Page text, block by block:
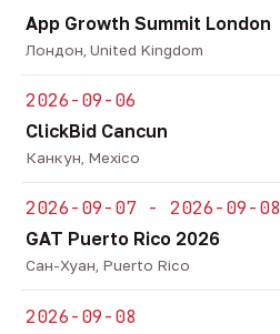
App Growth Summit London
Лондон, United Kingdom
2026-09-06
ClickBid Cancun
Канкун, Mexico
2026-09-07 - 2026-09-08
GAT Puerto Rico 2026
Сан-Хуан, Puerto Rico
2026-09-08